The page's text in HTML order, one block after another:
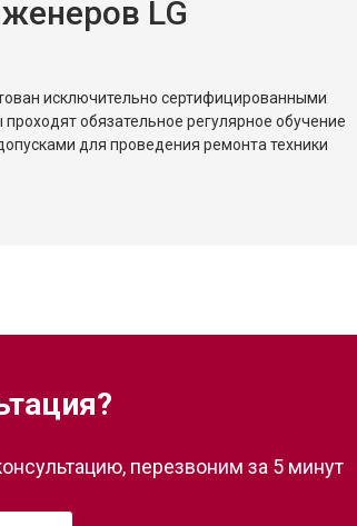
LG
исключительно сертифицированными
обязательное регулярное обучение
для проведения ремонта техники
перезвоним за 5 минут